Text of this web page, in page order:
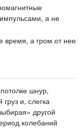
а не
время, а гром от нее
шнур,
и, слегка
другой
колебаний